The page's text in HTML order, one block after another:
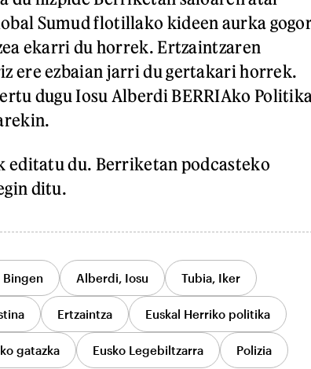
Sumud flotillako kideen aurka
ekarri du horrek. Ertzaintzaren
ere ezbaian jarri du gertakari horrek.
dugu Iosu Alberdi BERRIAko
editatu du. Berriketan podcasteko
ditu.
Bingen Alberdi, Iosu Tubia, Iker
Ertzaintza Euskal Herriko politika
gatazka Eusko Legebiltzarra Polizia